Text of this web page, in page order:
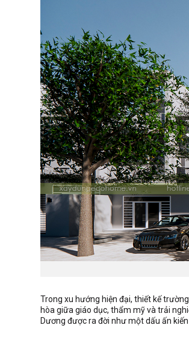
Trong xu hướng hiện đại, thiết kế
hòa giữa giáo dục, thẩm mỹ và trải
Dương được ra đời như một dấu ấn